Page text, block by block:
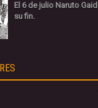
El 6 de julio Naruto
su fin.